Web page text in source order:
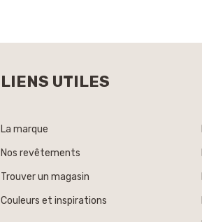
LIENS UTILES
La marque
Nos revêtements
Trouver un magasin
Couleurs et inspirations